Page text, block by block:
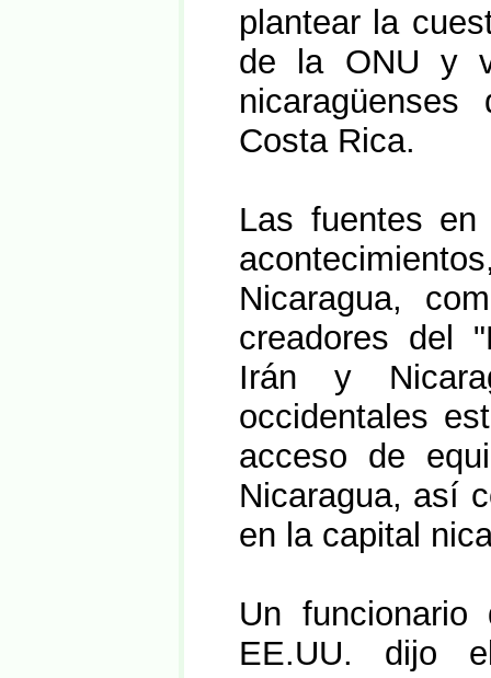
plantear la
de la ONU y
Costa Rica.
Las fuentes en
Nicaragua,
creadores del
Irán y
occidentales
acceso de
Nicaragua, así
en la capital
Un funcionario
EE.UU. dijo